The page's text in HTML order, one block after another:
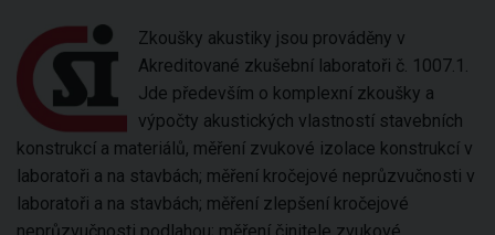
Zkoušky akustiky jsou prováděny v
Akreditované zkušební laboratoři č. 1007.1.
Jde především o komplexní zkoušky a
výpočty akustických vlastností stavebních
konstrukcí a materiálů, měření zvukové izolace konstrukcí v
laboratoři a na stavbách; měření kročejové neprůzvučnosti v
laboratoři a na stavbách; měření zlepšení kročejové